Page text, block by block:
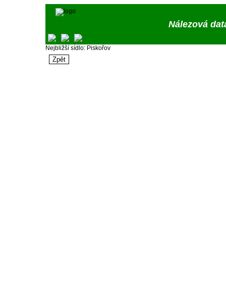
Nálezová
Nejbližší sídlo: Piskořov